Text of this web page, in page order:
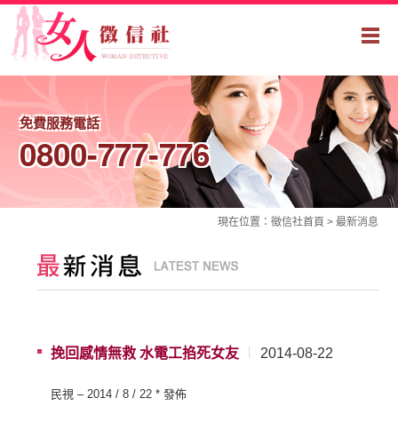
免費服務電話
0800-777-776
現在位置： 徵信社首頁 > 最新消息
挽回感情無救 水電工掐死女友 2014-08-22
民視 – 2014 / 8 / 22 * 發佈